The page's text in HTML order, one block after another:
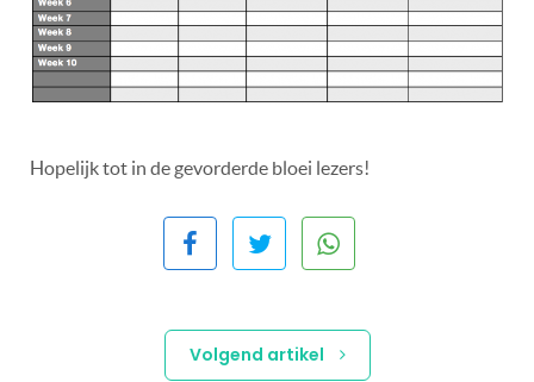
Hopelijk tot in de gevorderde bloei lezers!
Volgend artikel